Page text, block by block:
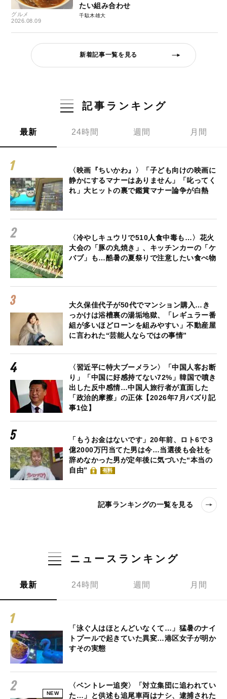
グルメ
2026.08.09
たい組み合わせ
千駄木雄大
新着記事一覧を見る
記事ランキング
最新 24時間 週間 月間
〈映画『ちいかわ』〉「子ども向けの映画に
静かにするマナーはありません」「叱ってく
れ」大ヒットの裏で鑑賞マナー論争が白熱
〈冷やしキュウリで510人食中毒も…〉花火
大会の「豚の丸焼き」、キッチンカーの「ケ
バブ」も…酷暑の夏祭りで注意したい食べ物
大久保佳代子が50代でマンション購入…き
っかけは浴槽裏の湯垢地獄、「レギュラー番
組が多いほどローンを組みやすい」不動産屋
に言われた“芸能人ならではの事情”
〈習近平に特大ブーメラン〉「中国人客お断
り」「中国に好感持てない72%」韓国で噴き
出した反中感情…中国人旅行者が直面した
「政治的摩擦」の正体【2026年7月バズり記
事1位】
「もうお金はないです」20年前、ロト6で３
億2000万円当てた男は今…当選後も会社を
辞めなかった男が定年後に気づいた“本当の
自由”
有料
記事ランキングの一覧を見る
ニュースランキング
最新 24時間 週間 月間
「泳ぐ人はほとんどいなくて…」猛暑のナイ
トプールで起きていた異変…港区女子が明か
すその実態
NEW
〈ベントレー追突〉「対立集団に追われてい
た…」と供述も追尾車両はナシ、逮捕された